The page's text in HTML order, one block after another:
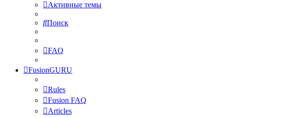
Активные темы
Поиск
FAQ
FusionGURU
Rules
Fusion FAQ
Articles